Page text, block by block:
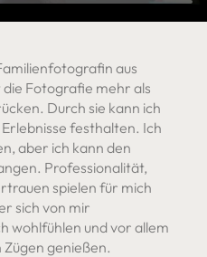
aus
Fotografie mehr als
Durch sie kann ich
festhalten. Ich
aber ich kann den
Professionalität,
spielen für mich
sich von mir
wohlfühlen und vor allem
genießen.